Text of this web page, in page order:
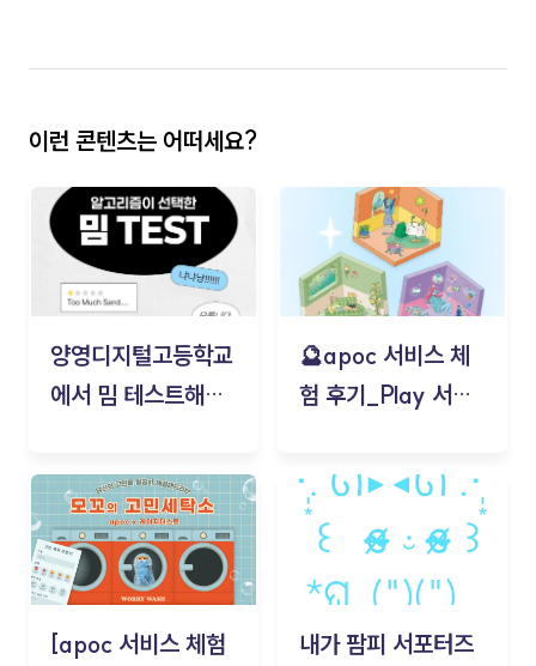
이런 콘텐츠는 어떠세요?
양영디지털고등학교
에서 밈 테스트해보
🔮apoc 서비스 체
험 후기_Play 서비
김태현
[apoc 서비스 체험
내가 팜피 서포터즈